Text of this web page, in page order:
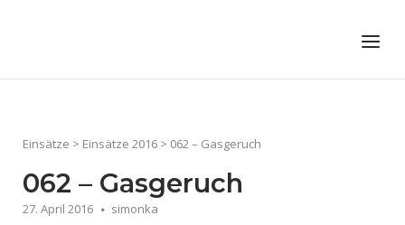
Menu
Einsätze > Einsätze 2016 > 062 – Gasgeruch
062 – Gasgeruch
27. April 2016 simonka